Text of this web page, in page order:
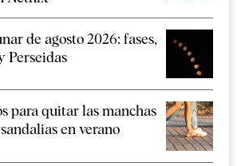
de agosto 2026: fases,
Perseidas
para quitar las manchas
en verano